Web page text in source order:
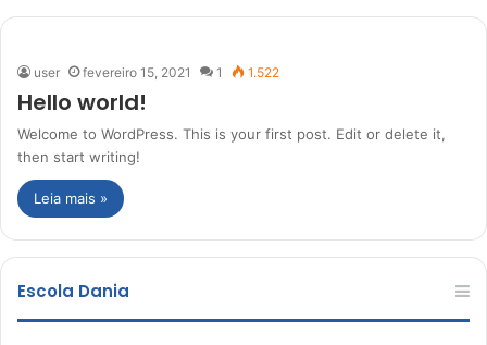
b
i
user fevereiro 15, 2021 1 1.522
Hello world!
Welcome to WordPress. This is your first post. Edit or delete it,
then start writing!
Leia mais »
Escola Dania